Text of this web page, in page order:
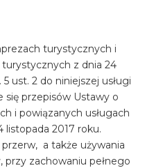
turystycznych i
z dnia 24
ust. 2 do niniejszej usługi
przepisów Ustawy o
i powiązanych usługach
2017 roku.
a także używania
przy zachowaniu pełnego